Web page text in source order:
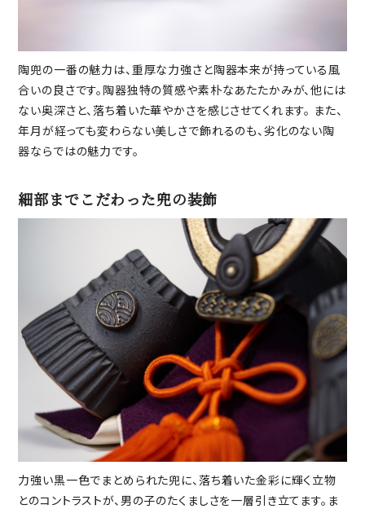
陶兜の一番の魅力は、重厚な力強さと陶器本来が持っている風
合いの良さです。陶器独特の質感や素朴なあたたかみが、他には
ない奥深さと、落ち着いた華やかさを感じさせてくれます。 また、
年月が経っても変わらない美しさで飾れるのも、劣化のない陶
器ならではの魅力です。
細部までこだわった兜の装飾
力強い黒一色でまとめられた兜に、落ち着いた金彩に輝く立物
とのコントラストが、男の子のたくましさを一層引き立てます。ま